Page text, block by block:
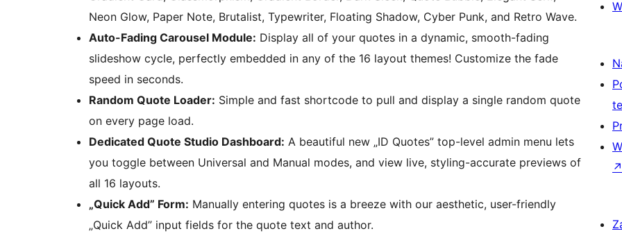
Neon Glow, Paper Note, Brutalist, Typewriter, Floating Shadow, Cyber Punk, and Retro Wave.
Auto-Fading Carousel Module: Display all of your quotes in a dynamic, smooth-fading
slideshow cycle, perfectly embedded in any of the 16 layout themes! Customize the fade
speed in seconds.
Random Quote Loader: Simple and fast shortcode to pull and display a single random quote
on every page load.
Dedicated Quote Studio Dashboard: A beautiful new „ID Quotes” top-level admin menu lets
you toggle between Universal and Manual modes, and view live, styling-accurate previews of
all 16 layouts.
„Quick Add” Form: Manually entering quotes is a breeze with our aesthetic, user-friendly
„Quick Add” input fields for the quote text and author.
↗